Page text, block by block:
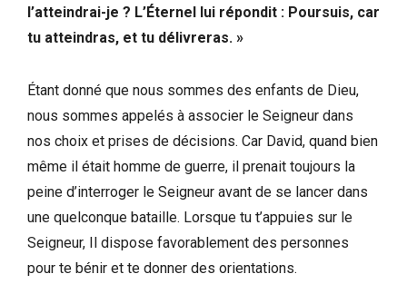
l’atteindrai-je ? L’Éternel lui répondit : Poursuis, car
tu atteindras, et tu délivreras. »
Étant donné que nous sommes des enfants de Dieu,
nous sommes appelés à associer le Seigneur dans
nos choix et prises de décisions. Car David, quand bien
même il était homme de guerre, il prenait toujours la
peine d’interroger le Seigneur avant de se lancer dans
une quelconque bataille. Lorsque tu t’appuies sur le
Seigneur, Il dispose favorablement des personnes
pour te bénir et te donner des orientations.